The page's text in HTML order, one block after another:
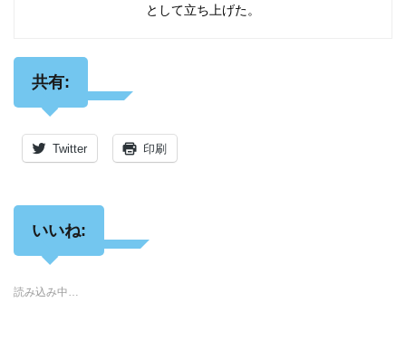
として立ち上げた。
共有:
Twitter 印刷
いいね:
読み込み中…